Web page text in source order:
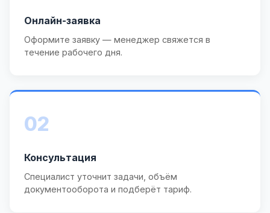
Онлайн-заявка
Оформите заявку — менеджер свяжется в
течение рабочего дня.
02
Консультация
Специалист уточнит задачи, объём
документооборота и подберёт тариф.